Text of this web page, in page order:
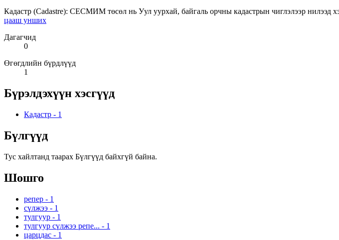
Кадастр (Cadastre): СЕСМИМ төсөл нь Уул уурхай, байгаль орчны кадастрын чиглэлээр нилээд
цааш унших
Дагагчид
0
Өгөгдлийн бүрдлүүд
1
Бүрэлдэхүүн хэсгүүд
Кадастр - 1
Бүлгүүд
Тус хайлтанд таарах Бүлгүүд байхгүй байна.
Шошго
репер - 1
сүлжээ - 1
тулгуур - 1
тулгуур сүлжээ репе... - 1
царцдас - 1